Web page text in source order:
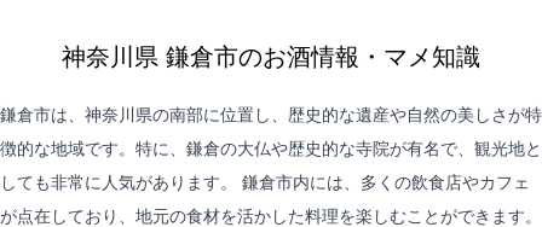
神奈川県 鎌倉市のお酒情報・マメ知識
鎌倉市は、神奈川県の南部に位置し、歴史的な遺産や自然の美しさが特
徴的な地域です。特に、鎌倉の大仏や歴史的な寺院が有名で、観光地と
しても非常に人気があります。 鎌倉市内には、多くの飲食店やカフェ
が点在しており、地元の食材を活かした料理を楽しむことができます。